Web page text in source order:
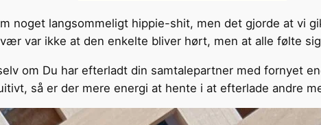
noget langsommeligt hippie-shit, men det gjorde at vi
var ikke at den enkelte bliver hørt, men at alle følte
om Du har efterladt din samtalepartner med fornyet
så er der mere energi at hente i at efterlade andre